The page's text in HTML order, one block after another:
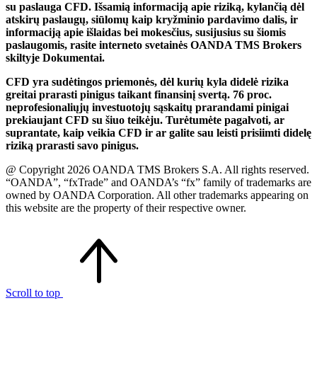
su paslauga CFD. Išsamią informaciją apie riziką, kylančią dėl
atskirų paslaugų, siūlomų kaip kryžminio pardavimo dalis, ir
informaciją apie išlaidas bei mokesčius, susijusius su šiomis
paslaugomis, rasite interneto svetainės OANDA TMS Brokers
skiltyje Dokumentai.
CFD yra sudėtingos priemonės, dėl kurių kyla didelė rizika
greitai prarasti pinigus taikant finansinį svertą. 76 proc.
neprofesionaliųjų investuotojų sąskaitų prarandami pinigai
prekiaujant CFD su šiuo teikėju. Turėtumėte pagalvoti, ar
suprantate, kaip veikia CFD ir ar galite sau leisti prisiimti didelę
riziką prarasti savo pinigus.
@ Copyright 2026 OANDA TMS Brokers S.A. All rights reserved.
“OANDA”, “fxTrade” and OANDA’s “fx” family of trademarks are
owned by OANDA Corporation. All other trademarks appearing on
this website are the property of their respective owner.
Scroll to top